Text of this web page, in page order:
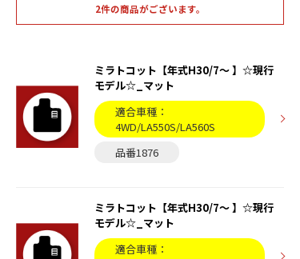
2件の商品がございます。
ミラトコット【年式H30/7〜 】☆現行
モデル☆_マット
適合車種：
4WD/LA550S/LA560S
品番1876
ミラトコット【年式H30/7〜 】☆現行
モデル☆_マット
適合車種：